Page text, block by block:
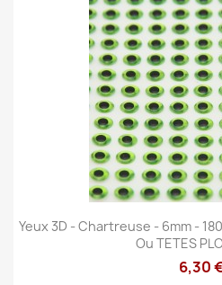
Yeux 3D - Chartreuse - 6mm - 180
Ou TETES
6,30